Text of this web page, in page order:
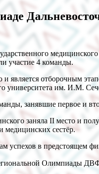
участие 4 команды.
является отборочным
университета им. И.М.
занявшие первое и
заняла II место и
медицинских сестёр.
успехов в предстоящем
Олимпиады